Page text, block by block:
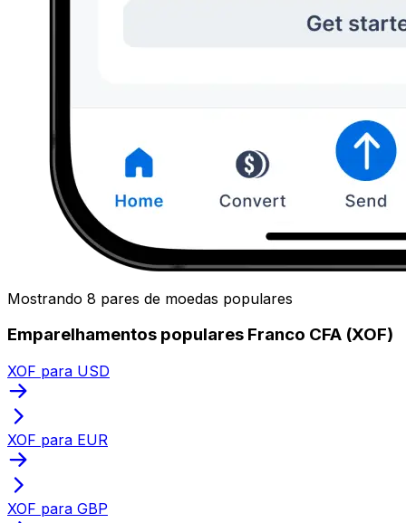
Mostrando 8 pares de moedas populares
Emparelhamentos populares Franco CFA (XOF)
XOF para USD
XOF para EUR
XOF para GBP